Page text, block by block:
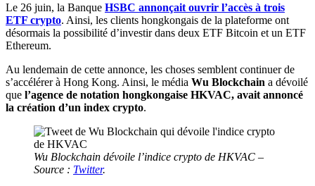
Le 26 juin, la Banque HSBC annonçait ouvrir l’accès à trois
ETF crypto. Ainsi, les clients hongkongais de la plateforme ont
désormais la possibilité d’investir dans deux ETF Bitcoin et un ETF
Ethereum.
Au lendemain de cette annonce, les choses semblent continuer de
s’accélérer à Hong Kong. Ainsi, le média Wu Blockchain a dévoilé
que l’agence de notation hongkongaise HKVAC, avait annoncé
la création d’un index crypto.
Wu Blockchain dévoile l’indice crypto de HKVAC –
Source : Twitter.